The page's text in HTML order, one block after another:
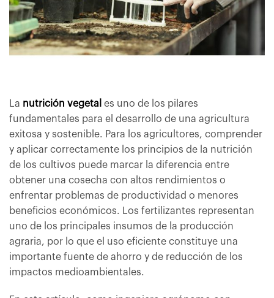
La nutrición vegetal es uno de los pilares
fundamentales para el desarrollo de una agricultura
exitosa y sostenible. Para los agricultores, comprender
y aplicar correctamente los principios de la nutrición
de los cultivos puede marcar la diferencia entre
obtener una cosecha con altos rendimientos o
enfrentar problemas de productividad o menores
beneficios económicos. Los fertilizantes representan
uno de los principales insumos de la producción
agraria, por lo que el uso eficiente constituye una
importante fuente de ahorro y de reducción de los
impactos medioambientales.